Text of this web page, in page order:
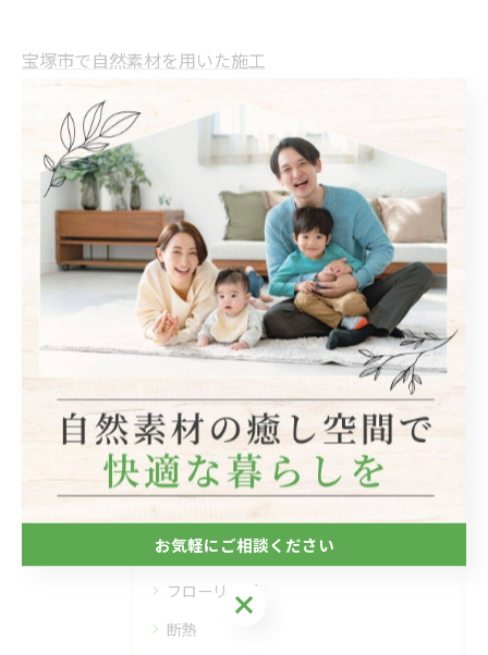
宝塚市で自然素材を用いた施工
自然素材
< 前のページ 一覧に戻る 次のページ >
関連タグ
#リフォーム #リノベーション
カテゴリー Categories
全てのカテゴリー
自然素材
フローリング
断熱
お気軽にご相談ください
お気軽にご相談ください